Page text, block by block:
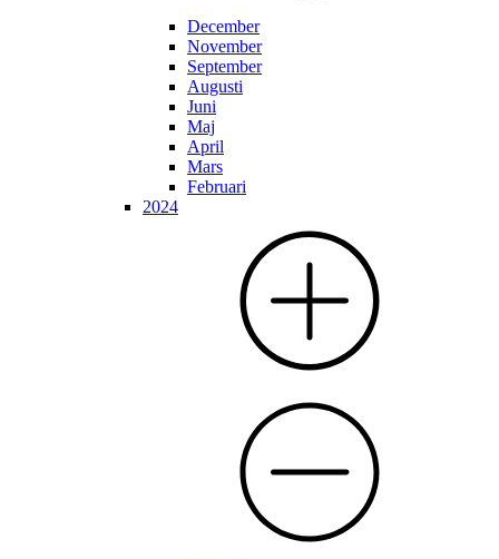
December
November
September
Augusti
Juni
Maj
April
Mars
Februari
2024